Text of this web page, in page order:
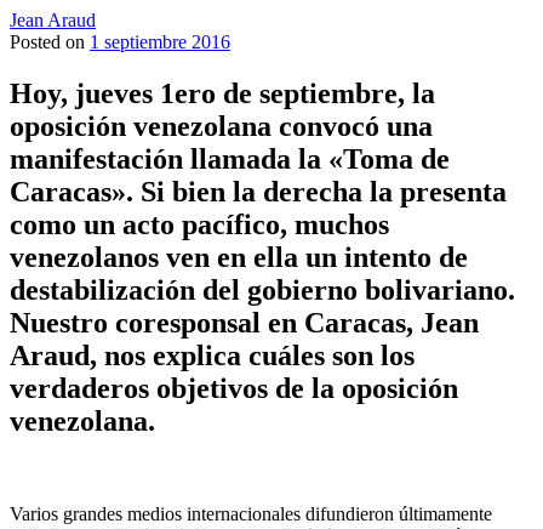
Jean Araud
Posted on 1 septiembre 2016
Hoy, jueves 1ero de septiembre, la
oposición venezolana convocó una
manifestación llamada la «Toma de
Caracas». Si bien la derecha la presenta
como un acto pacífico, muchos
venezolanos ven en ella un intento de
destabilización del gobierno bolivariano.
Nuestro coresponsal en Caracas, Jean
Araud, nos explica cuáles son los
verdaderos objetivos de la oposición
venezolana.
Varios grandes medios internacionales difundieron últimamente